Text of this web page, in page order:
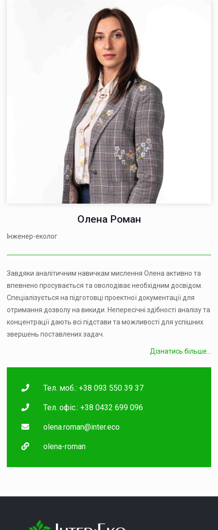
Олена Роман
Інженер-еколог
Завдяки аналітичним навичкам мислення Олена активно та
впевнено просувається та оволодіває необхідним досвідом.
Спеціалізується на підготовці проектної документації для
отримання дозволу на викиди. Непересічні здібності аналізу та
концентрації дають всі підстави та можливості для успішних
звершень поставлених задач.
Дізнатись більше...
Тел. моб.: +38 093 550 39 37
Тел. офіс.: +38 0432 699 096
olena.roman@inter.eco
olena-roman